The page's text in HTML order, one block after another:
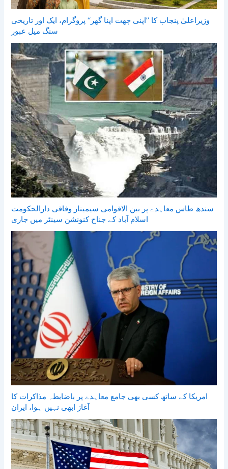
وزیراعلیٰ پنجاب کا ’’اپنی چھت اپنا گھر‘‘ پروگرام، ایک اور تاریخی
سنگ میل عبور
سندھ طاس معاہدے پر بین الاقوامی سیمینار وفاقی دارالحکومت
اسلام آباد کے جناح کنونشن سینٹر میں جاری
امریکا کے ساتھ کسی بھی جامع معاہدے پر باضابطہ مذاکرات کا
آغاز ابھی نہیں ہوا، ایران